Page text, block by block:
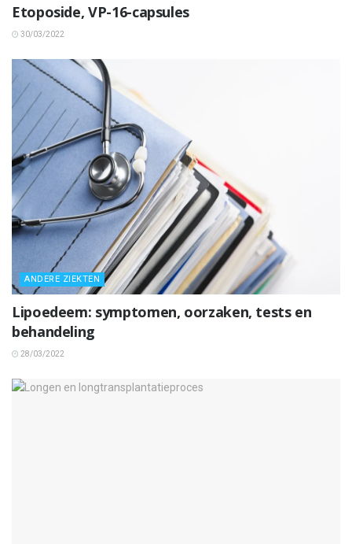
Etoposide, VP-16-capsules
30/03/2022
ANDERE ZIEKTEN
Lipoedeem: symptomen, oorzaken, tests en
behandeling
28/03/2022